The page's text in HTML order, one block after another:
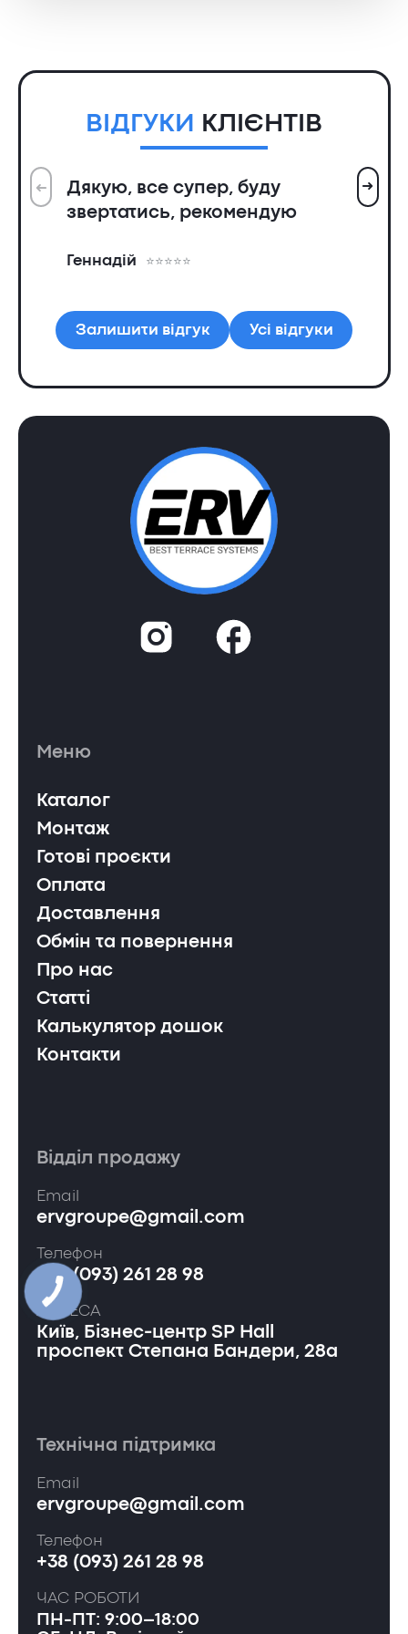
ВІДГУКИ КЛІЄНТІВ
Дякую, все супер, буду
звертатись, рекомендую
Геннадій
➜ ➜
Залишити відгук Усі відгуки
Меню
Каталог
Монтаж
Готові проєкти
Оплата
Доставлення
Обмін та повернення
Про нас
Статті
Калькулятор дошок
Контакти
Відділ продажу
Email
ervgroupe@gmail.com
Телефон
+38 (093) 261 28 98
АДРЕСА
Київ, Бізнес-центр SP Hall
проспект Степана Бандери, 28а
Технічна підтримка
Email
ervgroupe@gmail.com
Телефон
+38 (093) 261 28 98
ЧАС РОБОТИ
ПН-ПТ: 9:00–18:00